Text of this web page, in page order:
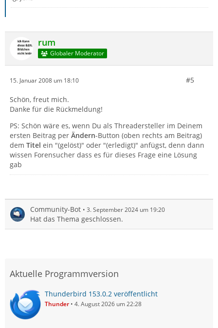
rum
Globaler Moderator
15. Januar 2008 um 18:10 #5
Schön, freut mich.
Danke für die Rückmeldung!
PS: Schön wäre es, wenn Du als Threadersteller im Deinem
ersten Beitrag per Ändern-Button (oben rechts am Beitrag)
dem Titel ein "(gelöst)" oder "(erledigt)" anfügst, denn dann
wissen Forensucher dass es für dieses Frage eine Lösung
gab
Community-Bot 3. September 2024 um 19:20
Hat das Thema geschlossen.
Aktuelle Programmversion
Thunderbird 153.0.2 veröffentlicht
Thunder 4. August 2026 um 22:28